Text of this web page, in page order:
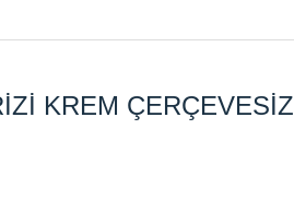
KREM ÇERÇEVESİZ